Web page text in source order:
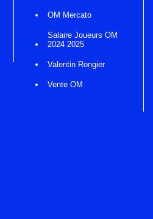
OM Mercato
Salaire Joueurs OM
2024 2025
Valentin Rongier
Vente OM